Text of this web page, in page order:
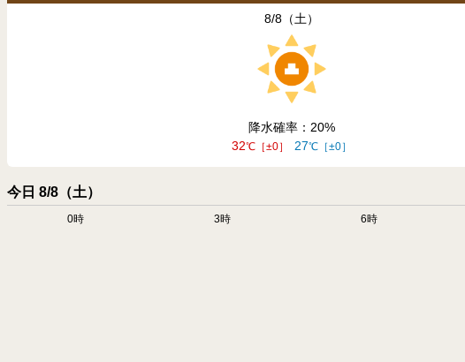
8/8（土）
降水確率：20
32
±0 27 ±0
今日 8/8（土）
0時 3時 6時